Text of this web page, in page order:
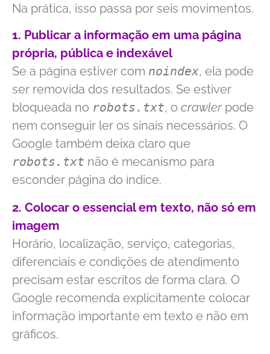
Na prática, isso passa por seis movimentos.
1. Publicar a informação em uma página
própria, pública e indexável
Se a página estiver com noindex, ela pode
ser removida dos resultados. Se estiver
bloqueada no robots.txt, o crawlerpode
nem conseguir ler os sinais necessários. O
Google também deixa claro que
robots.txt não é mecanismo para
esconder página do índice.
2. Colocar o essencial em texto, não só em
imagem
Horário, localização, serviço, categorias,
diferenciais e condições de atendimento
precisam estar escritos de forma clara. O
Google recomenda explicitamente colocar
informação importante em texto e não em
gráficos.